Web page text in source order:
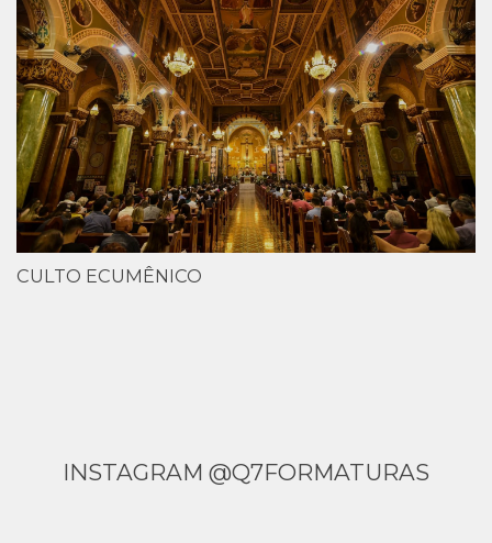
CULTO ECUMÊNICO
INSTAGRAM @Q7FORMATURAS